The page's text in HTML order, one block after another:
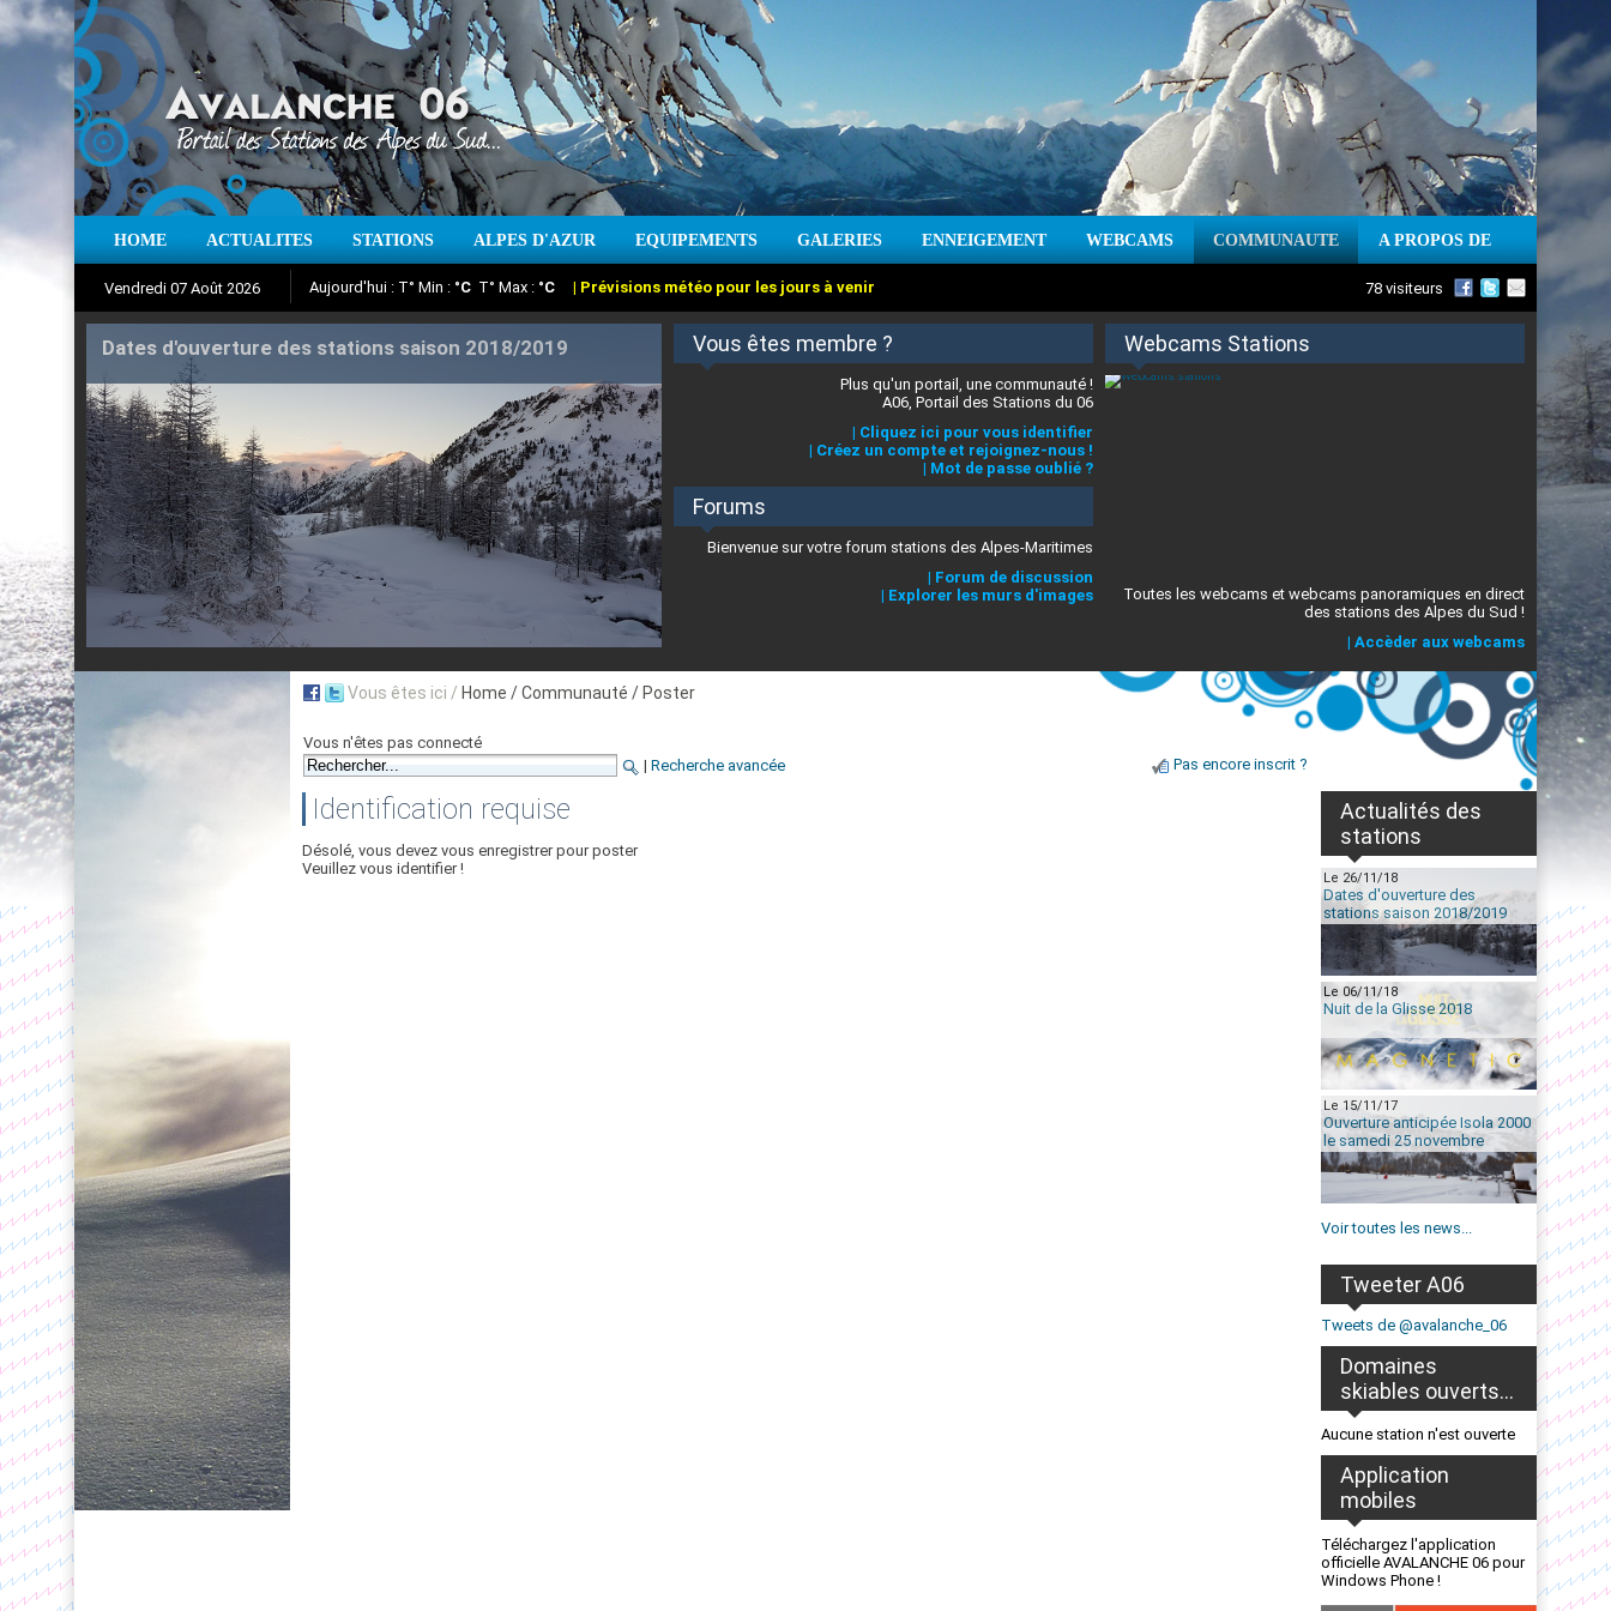
HOME ACTUALITES STATIONS ALPES D'AZUR EQUIPEMENTS GALERIES ENNEIGEMENT WEBCAMS COMMUNAUTE A PROPOS DE
Vendredi 07 Août 2026
Aujourd'hui : T° Min :°CT° Max : | Prévisions météo pour les jours à venir
Neige sur 12 heures :cm Vent : Prévisions météo pour les jours à venir
Suivez en direct l'actualité des stations des Alpes-Maritimes
78 visiteurs
Dates d'ouverture des stations saison 2018/2019 Vous êtes membre ?
Plus qu'un portail, une communauté !
A06, Portail des Stations du 06
| Cliquez ici pour vous identifier
| Créez un compte et rejoignez-nous !
| Mot de passe oublié ?
Forums
Bienvenue sur votre forum stations des Alpes-Maritimes
| Forum de discussion
| Explorer les murs d'images
Webcams Stations
Toutes les webcams et webcams panoramiques en direct
des stations des Alpes du Sud !
| Accèder aux webcams
Vous êtes ici / Home / Communauté / Poster
Vous n'êtes pas connecté
| Recherche avancée Pas encore inscrit ?
Identification requise
Désolé, vous devez vous enregistrer pour poster
Veuillez vous identifier !
Actualités des
stations
Le 26/11/18
Dates d'ouverture des
stations saison 2018/2019
Le 06/11/18
Nuit de la Glisse 2018
Le 15/11/17
Ouverture anticipée Isola 2000
le samedi 25 novembre
Voir toutes les news...
Tweeter A06
Tweets de @avalanche_06
Domaines
skiables ouverts...
Aucune station n'est ouverte
Application
mobiles
Téléchargez l'application
officielle AVALANCHE 06 pour
Windows Phone !